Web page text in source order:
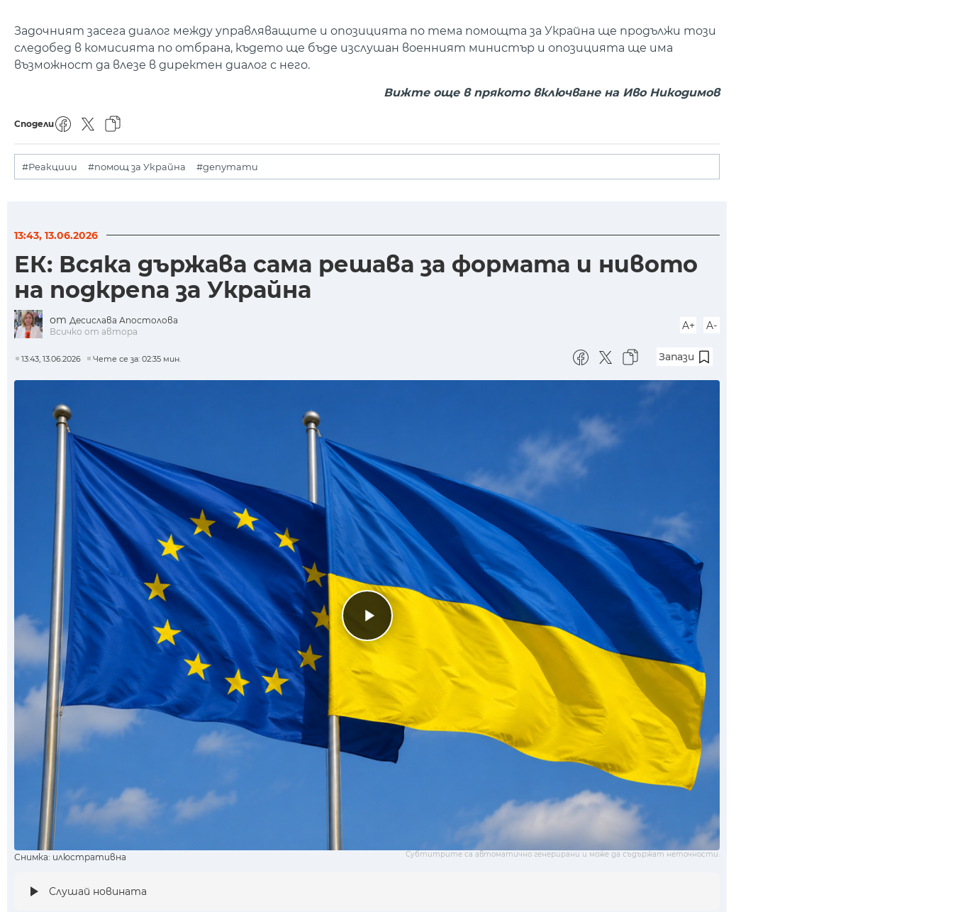
Задочният засега диалог между управляващите и опозицията по тема помощта за Украйна ще продължи този
следобед в комисията по отбрана, където ще бъде изслушан военният министър и опозицията ще има
възможност да влезе в директен диалог с него.
Вижте още в прякото включване на Иво Никодимов
Сподели
#Реакциии #помощ за Украйна #депутати
13:43, 13.06.2026
ЕК: Всяка държава сама решава за формата и нивото
на подкрепа за Украйна
от Десислава Апостолова
Всичко от автора
A+ A-
13:43, 13.06.2026 Чете се за: 02:35 мин. Запази
Снимка: илюстративна Субтитрите са автоматично генерирани и може да съдържат неточности.
Слушай новината